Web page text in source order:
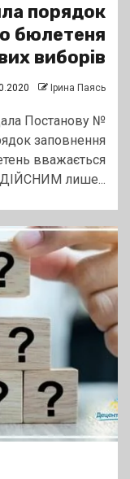
порядок
бюлетеня
виборів
Ірина Паясь
Постанову №
заповнення
вважається
лише...